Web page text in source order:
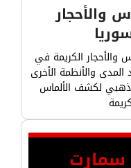
والأحجار
والأحجار الكريمة في
والأنظمة الأخرى
100% بضمان ذهبي لكشف الألماس
سمارت